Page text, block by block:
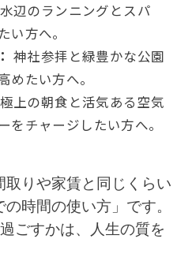
水辺のランニングとスパ
い方へ。
神社参拝と緑豊かな公園
めたい方へ。
極上の朝食と活気ある空気
をチャージしたい方へ。
りや家賃と同じくらい
時間の使い方」です。
ごすかは、人生の質を